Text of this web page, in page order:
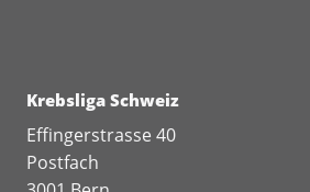
Krebsliga Schweiz
Effingerstrasse 40
Postfach